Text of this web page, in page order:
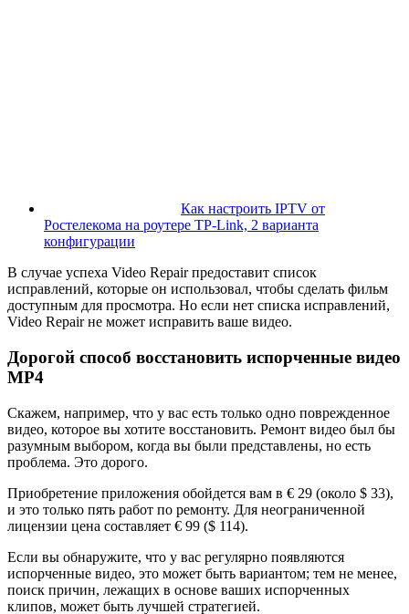
Как настроить IPTV от
Ростелекома на роутере TP-Link, 2 варианта
конфигурации
В случае успеха Video Repair предоставит список
исправлений, которые он использовал, чтобы сделать фильм
доступным для просмотра. Но если нет списка исправлений,
Video Repair не может исправить ваше видео.
Дорогой способ восстановить испорченные видео
MP4
Скажем, например, что у вас есть только одно поврежденное
видео, которое вы хотите восстановить. Ремонт видео был бы
разумным выбором, когда вы были представлены, но есть
проблема. Это дорого.
Приобретение приложения обойдется вам в € 29 (около $ 33),
и это только пять работ по ремонту. Для неограниченной
лицензии цена составляет € 99 ($ ​​114).
Если вы обнаружите, что у вас регулярно появляются
испорченные видео, это может быть вариантом; тем не менее,
поиск причин, лежащих в основе ваших испорченных
клипов, может быть лучшей стратегией.